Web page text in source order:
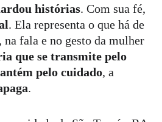
histórias. Com sua fé,
. Ela representa o que há de
fala e no gesto da mulher
que se transmite pelo
pelo cuidado, a
.